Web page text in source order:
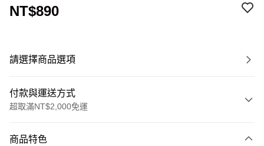
NT$890
請選擇商品選項
付款與運送方式
超取滿NT$2,000免運
商品特色